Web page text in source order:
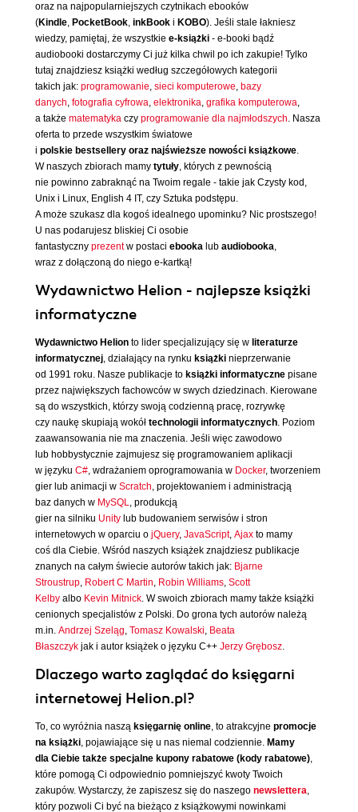
oraz na najpopularniejszych czytnikach ebooków
(Kindle, PocketBook, inkBook i KOBO). Jeśli stale łakniesz
wiedzy, pamiętaj, że wszystkie e-książki - e-booki bądź
audiobooki dostarczymy Ci już kilka chwil po ich zakupie! Tylko
tutaj znajdziesz książki według szczegółowych kategorii
takich jak: programowanie, sieci komputerowe, bazy
danych, fotografia cyfrowa, elektronika, grafika komputerowa,
a także matematyka czy programowanie dla najmłodszych. Nasza
oferta to przede wszystkim światowe
i polskie bestsellery oraz najświeższe nowości książkowe.
W naszych zbiorach mamy tytuły, których z pewnością
nie powinno zabraknąć na Twoim regale - takie jak Czysty kod,
Unix i Linux, English 4 IT, czy Sztuka podstępu.
A może szukasz dla kogoś idealnego upominku? Nic prostszego!
U nas podarujesz bliskiej Ci osobie
fantastyczny prezentw postaci ebooka lub audiobooka,
wraz z dołączoną do niego e-kartką!
Wydawnictwo Helion - najlepsze książki
informatyczne
Wydawnictwo Helion to lider specjalizujący się w literaturze
informatycznej, działający na rynku książki nieprzerwanie
od 1991 roku. Nasze publikacje to książki informatyczne pisane
przez największych fachowców w swych dziedzinach. Kierowane
są do wszystkich, którzy swoją codzienną pracę, rozrywkę
czy naukę skupiają wokół technologii informatycznych. Poziom
zaawansowania nie ma znaczenia. Jeśli więc zawodowo
lub hobbystycznie zajmujesz się programowaniem aplikacji
w języku C#, wdrażaniem oprogramowania w Docker, tworzeniem
gier lub animacji w Scratch, projektowaniem i administracją
baz danych w MySQL, produkcją
gier na silniku Unity lub budowaniem serwisów i stron
internetowych w oparciu o jQuery, JavaScript, Ajax to mamy
coś dla Ciebie. Wśród naszych książek znajdziesz publikacje
znanych na całym świecie autorów takich jak: Bjarne
Stroustrup, Robert C Martin, Robin Williams, Scott
Kelby albo Kevin Mitnick. W swoich zbiorach mamy także książki
cenionych specjalistów z Polski. Do grona tych autorów należą
m.in. Andrzej Szeląg, Tomasz Kowalski, Beata
Błaszczyk jak i autor książek o języku C++ Jerzy Grębosz.
Dlaczego warto zaglądać do księgarni
internetowej Helion.pl?
To, co wyróżnia naszą księgarnię online, to atrakcyjne promocje
na książki, pojawiające się u nas niemal codziennie. Mamy
dla Ciebie także specjalne kupony rabatowe (kody rabatowe),
które pomogą Ci odpowiednio pomniejszyć kwoty Twoich
zakupów. Wystarczy, że zapiszesz się do naszego newslettera,
który pozwoli Ci być na bieżąco z książkowymi nowinkami